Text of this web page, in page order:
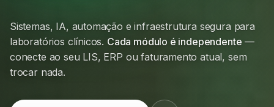
Sistemas, IA, automação e infraestrutura segura para
laboratórios clínicos. Cada módulo é independente —
conecte ao seu LIS, ERP ou faturamento atual, sem
trocar nada.